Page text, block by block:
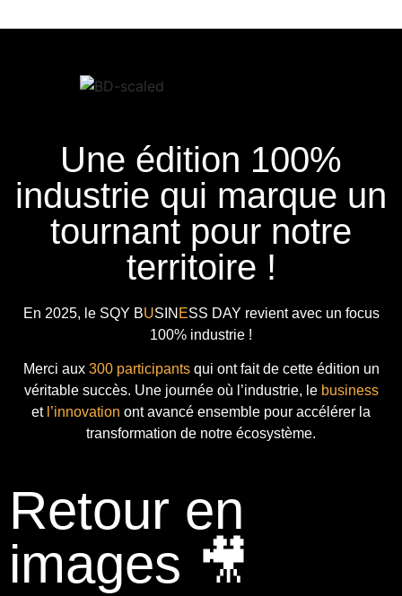
Une édition 100%
industrie qui marque un
tournant pour notre
territoire !
En 2025, le SQY BUSIN ESS DAY revient avec un focus
100% industrie !
Merci aux 300 participantsqui ont fait de cette édition un
véritable succès. Une journée où l’industrie, le business
et l’innovation ont avancé ensemble pour accélérer la
transformation de notre écosystème.
Retour en
images 🎥